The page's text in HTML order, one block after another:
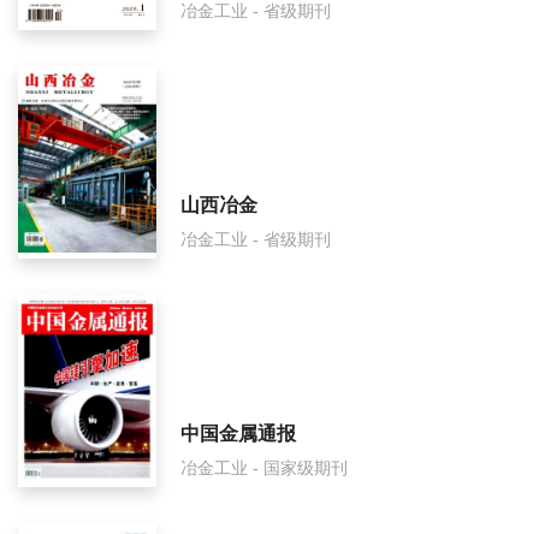
冶金丛刊是什么级别刊物？
冶金丛刊审稿要多久？
冶金丛刊是国家级期刊吗？
冶金工业 - 省级期刊
山西冶金
冶金工业 - 省级期刊
中国金属通报
冶金工业 - 国家级期刊